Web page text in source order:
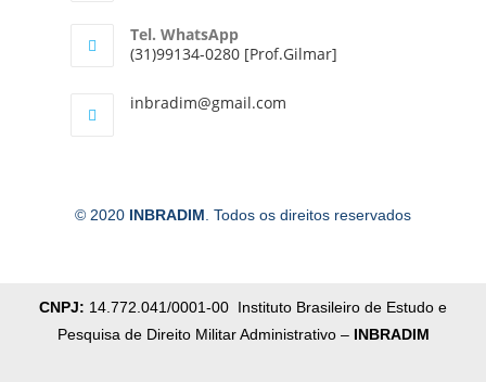
Tel. WhatsApp
(31)99134-0280 [Prof.Gilmar]
inbradim@gmail.com
© 2020 INBRADIM . Todos os direitos reservados
CNPJ: 14.772.041/0001-00 Instituto Brasileiro de Estudo e
Pesquisa de Direito Militar Administrativo – INBRADIM